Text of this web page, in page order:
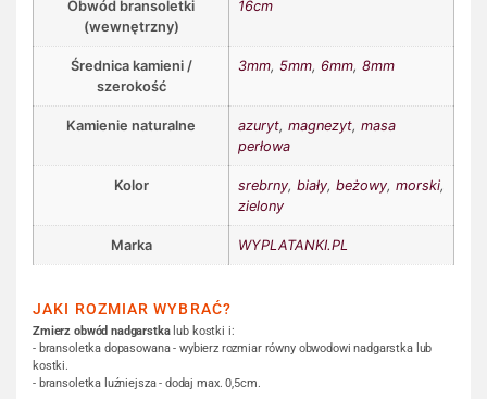
Obwód bransoletki
(wewnętrzny)
16cm
Średnica kamieni /
szerokość
3mm, 5mm, 6mm, 8mm
Kamienie naturalne azuryt, magnezyt, masa
perłowa
Kolor srebrny, biały, beżowy, morski,
zielony
Marka WYPLATANKI.PL
JAKI ROZMIAR WYBRAĆ?
Zmierz obwód nadgarstkalub kostki i:
- bransoletka dopasowana - wybierz rozmiar równy obwodowi nadgarstka lub
kostki.
- bransoletka luźniejsza - dodaj max. 0,5cm.